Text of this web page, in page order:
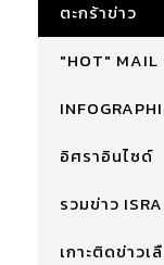
ตะกร้าข่าว
"HOT" MAIL
อิศราอินไซด์
รวมข่าว
เกาะติดข่าว